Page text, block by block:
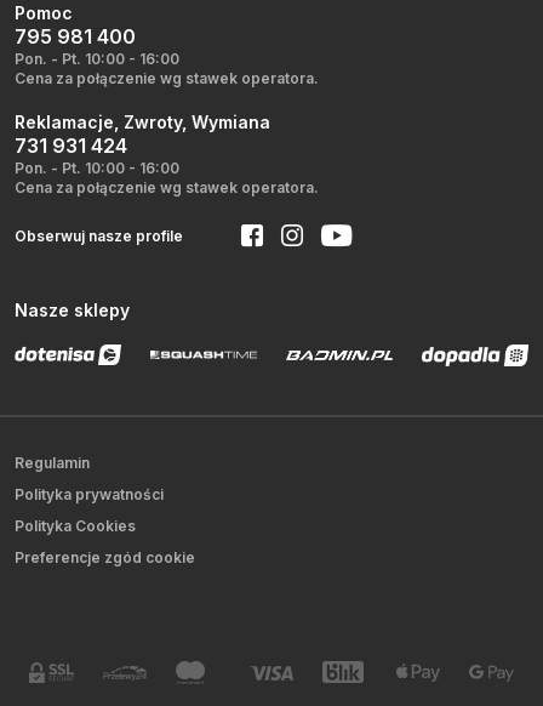
Pomoc
795 981 400
Pon. - Pt. 10:00 - 16:00
Cena za połączenie wg stawek operatora.
Reklamacje, Zwroty, Wymiana
731 931 424
Pon. - Pt. 10:00 - 16:00
Cena za połączenie wg stawek operatora.
Obserwuj nasze profile
Nasze sklepy
Regulamin
Polityka prywatności
Polityka Cookies
Preferencje zgód cookie